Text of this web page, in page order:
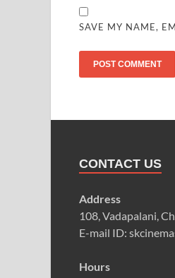
SAVE MY NAME,
CONTACT US
Address
108, Vadapalani,
E-mail ID:
Hours